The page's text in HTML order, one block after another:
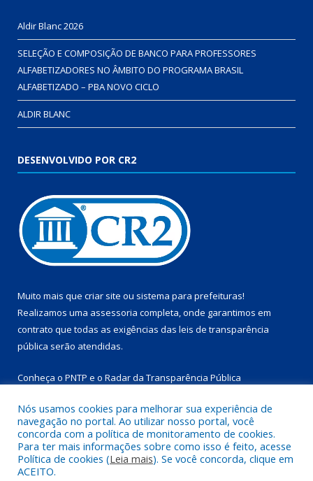
Aldir Blanc 2026
SELEÇÃO E COMPOSIÇÃO DE BANCO PARA PROFESSORES
ALFABETIZADORES NO ÂMBITO DO PROGRAMA BRASIL
ALFABETIZADO – PBA NOVO CICLO
ALDIR BLANC
DESENVOLVIDO POR CR2
Muito mais que criar site ou sistema para prefeituras!
Realizamos uma assessoria completa, onde garantimos em
contrato que todas as exigências das leis de transparência
pública serão atendidas.
Conheça o PNTP e o Radar da Transparência Pública
Todos os direitos reservados a Prefeitura Municipal de
Marapanim.
Nós usamos cookies para melhorar sua experiência de
navegação no portal. Ao utilizar nosso portal, você
concorda com a política de monitoramento de cookies.
Para ter mais informações sobre como isso é feito, acesse
Política de cookies (Leia mais). Se você concorda, clique em
ACEITO.